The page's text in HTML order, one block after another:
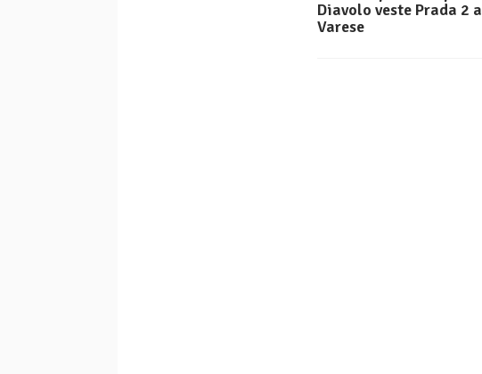
Diavolo veste Prada 2 a
Varese